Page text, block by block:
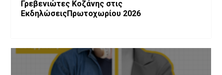
Γρεβενιώτες Κοζάνης στις
ΕκδηλώσειςΠρωτοχωρίου 2026